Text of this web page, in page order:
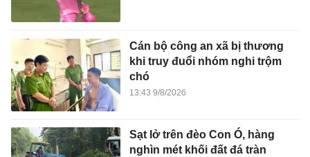
Cán bộ công an xã bị thương
khi truy đuổi nhóm nghi trộm
chó
13:43 9/8/2026
Sạt lở trên đèo Con Ó, hàng
nghìn mét khối đất đá tràn